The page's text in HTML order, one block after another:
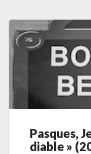
Pasques,
Jean-
Pasques,
diable »